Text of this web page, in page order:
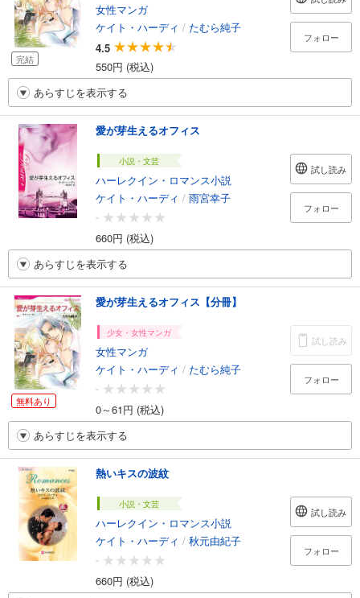
完結
女性マンガ
ケイト・ハーディ / たむら純子
4.5
550円 (税込)
フォロー
あらすじを表示する
愛が芽生えるオフィス
小説・文芸
ハーレクイン・ロマンス小説
ケイト・ハーディ / 雨宮幸子
-
660円 (税込)
試し読み
フォロー
あらすじを表示する
無料あり
愛が芽生えるオフィス【分冊】
少女・女性マンガ
女性マンガ
ケイト・ハーディ / たむら純子
-
0～61円 (税込)
試し読み
フォロー
あらすじを表示する
熱いキスの波紋
小説・文芸
ハーレクイン・ロマンス小説
ケイト・ハーディ / 秋元由紀子
-
660円 (税込)
試し読み
フォロー